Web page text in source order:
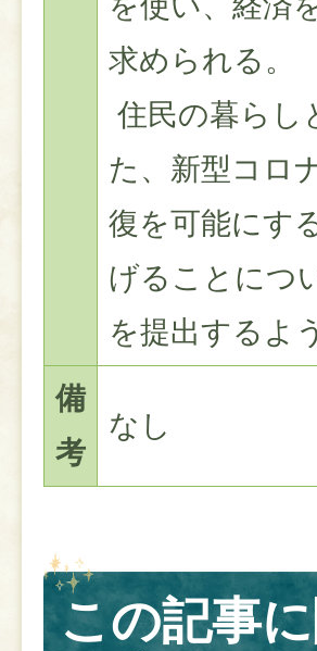
求められる。
住民の暮らし
た、新型コロ
復を可能にす
げることにつ
を提出するよ
備
考
なし
この記事